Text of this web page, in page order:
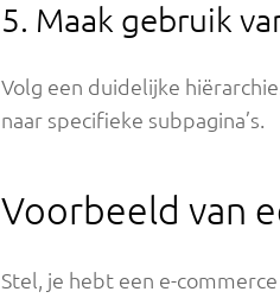
5. Maak gebruik
Volg een duidelijke
naar specifieke subpagina’s.
Voorbeeld van
Stel, je hebt een e-